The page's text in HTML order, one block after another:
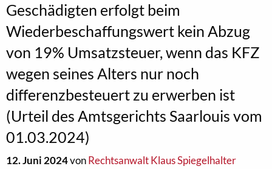
Geschädigten erfolgt beim
Wiederbeschaffungswert kein Abzug
von 19% Umsatzsteuer, wenn das KFZ
wegen seines Alters nur noch
differenzbesteuert zu erwerben ist
(Urteil des Amtsgerichts Saarlouis vom
01.03.2024)
12. Juni 2024vonRechtsanwalt Klaus Spiegelhalter